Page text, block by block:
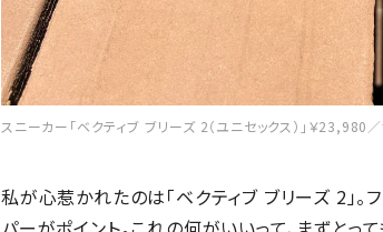
スニーカー「ベクティブ ブリーズ 2（ユニセックス）」￥23,980／
私が心惹かれたのは「ベクティブ ブリーズ 2」